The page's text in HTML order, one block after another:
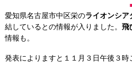
愛知県名古屋市中区栄のライオンシア
結しているとの情報が入りました。 飛
情報も。
発表によりますと１１月３日午後３時